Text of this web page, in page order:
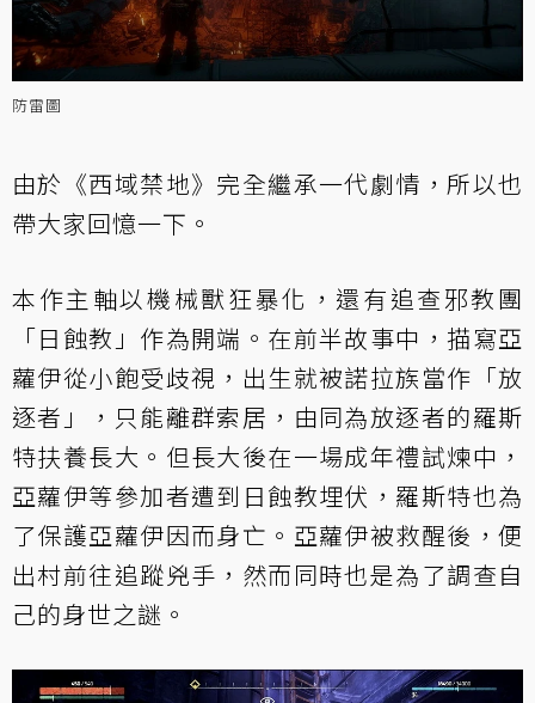
防雷圖
由於《西域禁地》完全繼承一代劇情，所以也
帶大家回憶一下。
本作主軸以機械獸狂暴化，還有追查邪教團
「日蝕教」作為開端。在前半故事中，描寫亞
蘿伊從小飽受歧視，出生就被諾拉族當作「放
逐者」，只能離群索居，由同為放逐者的羅斯
特扶養長大。但長大後在一場成年禮試煉中，
亞蘿伊等參加者遭到日蝕教埋伏，羅斯特也為
了保護亞蘿伊因而身亡。亞蘿伊被救醒後，便
出村前往追蹤兇手，然而同時也是為了調查自
己的身世之謎。